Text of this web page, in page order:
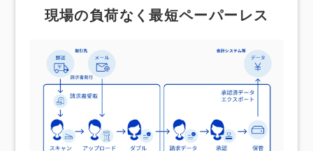
現場の負荷なく最短ペーパーレス